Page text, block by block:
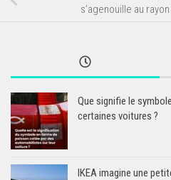
s’agenouille au
Que signifie le
certaines voitures ?
IKEA imagine une